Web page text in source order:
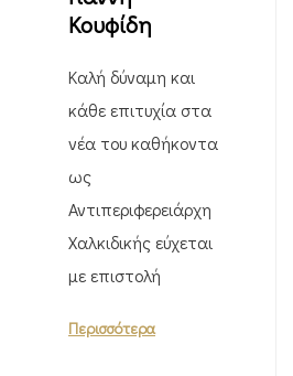
Κουφίδη
Καλή δύναμη και
κάθε επιτυχία στα
νέα του καθήκοντα
ως
Αντιπεριφερειάρχη
Χαλκιδικής εύχεται
με επιστολή
Περισσότερα